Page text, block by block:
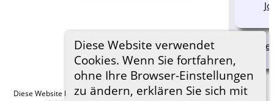
Diese Website verwendet
Cookies. Wenn Sie fortfahren,
ohne Ihre Browser-Einstellungen
zu ändern, erklären Sie sich mit
Diese Website läuft mitThe Next Generation of Genealogy Sitebuilding